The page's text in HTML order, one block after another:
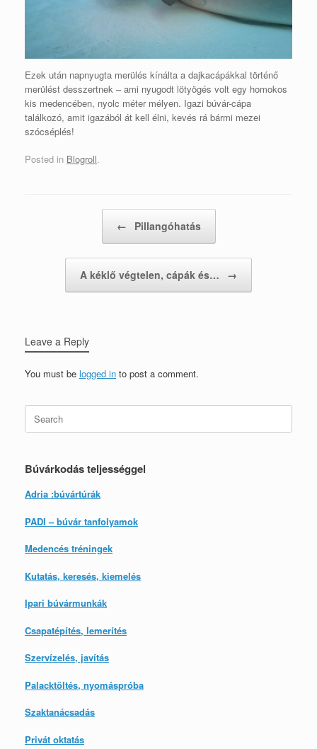
Ezek után napnyugta merülés kínálta a dajkacápákkal történő
merülést desszertnek – ami nyugodt lötyögés volt egy homokos
kis medencében, nyolc méter mélyen. Igazi búvár-cápa
találkozó, amit igazából át kell élni, kevés rá bármi mezei
szócséplés!
Posted in Blogroll.
← Pillangóhatás
A kéklő végtelen, cápák és… →
Leave a Reply
You must be logged in to post a comment.
Search
for:
Búvárkodás teljességgel
Adria :búvártúrák
PADI – búvár tanfolyamok
Medencés tréningek
Kutatás, keresés, kiemelés
Ipari búvármunkák
Csapatépítés, lemerítés
Szervízelés, javítás
Palacktöltés, nyomáspróba
Szaktanácsadás
Privát oktatás